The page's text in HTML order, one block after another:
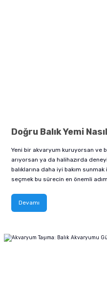
Doğru Balık Yemi
Yeni bir akvaryum kuruyorsan ve
arıyorsan ya da halihazırda
balıklarına daha iyi bakım
seçmek bu sürecin en önemli
Devamı